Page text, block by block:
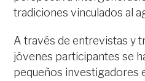
tradiciones vinculados al
A través de entrevistas y
jóvenes participantes se
pequeños investigadores